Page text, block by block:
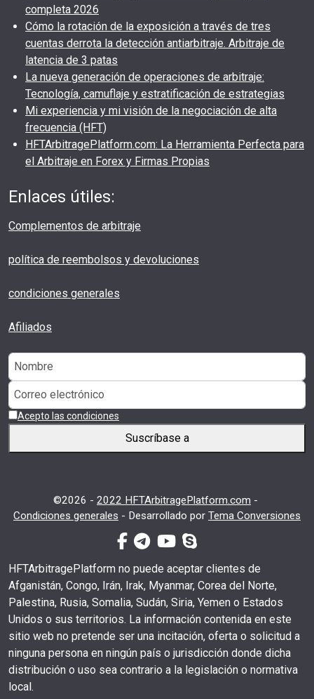
completa 2026
Cómo la rotación de la exposición a través de tres
cuentas derrota la detección antiarbitraje. Arbitraje de
latencia de 3 patas
La nueva generación de operaciones de arbitraje:
Tecnología, camuflaje y estratificación de estrategias
Mi experiencia y mi visión de la negociación de alta
frecuencia (HFT)
HFTArbitragePlatform.com: La Herramienta Perfecta para
el Arbitraje en Forex y Firmas Propias
Enlaces útiles:
Complementos de arbitraje
política de reembolsos y devoluciones
condiciones generales
Afiliados
Acepto las condiciones
Suscríbase a
©2026 - 2022 HFTArbitragePlatform.com -
Condiciones generales - Desarrollado por Tema Conversiones
facebook-f
telegrama
youtubeskype
HFTArbitragePlatform no puede aceptar clientes de
Afganistán, Congo, Irán, Irak, Myanmar, Corea del Norte,
Palestina, Rusia, Somalia, Sudán, Siria, Yemen o Estados
Unidos o sus territorios. La información contenida en este
sitio web no pretende ser una incitación, oferta o solicitud a
ninguna persona en ningún país o jurisdicción donde dicha
distribución o uso sea contrario a la legislación o normativa
local.